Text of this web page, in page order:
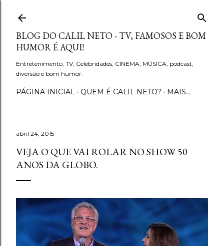
Pular para o conteúdo principal
BLOG DO CALIL NETO - TV, FAMOSOS E BOM
HUMOR É AQUI!
Entretenimento, TV, Celebridades, CINEMA, MÚSICA, podcast,
diversão e bom humor.
PÁGINA INICIAL QUEM É CALIL NETO? MAIS…
abril 24, 2015
VEJA O QUE VAI ROLAR NO SHOW 50
ANOS DA GLOBO.